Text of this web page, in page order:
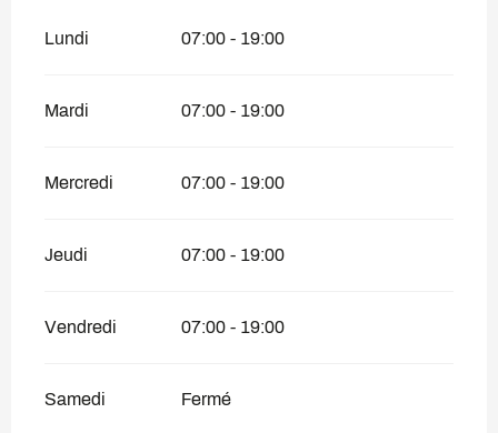
Lundi 07:00 - 19:00
Mardi 07:00 - 19:00
Mercredi 07:00 - 19:00
Jeudi 07:00 - 19:00
Vendredi 07:00 - 19:00
Samedi Fermé